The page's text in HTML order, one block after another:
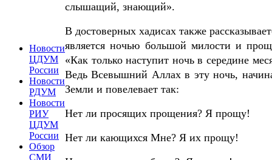
Новости
ЦДУМ
России
Новости
РДУМ
Новости
РИУ
ЦДУМ
России
Обзор
СМИ
слышащий, знающий».
В достоверных хадисах также
является ночью большой милости и
«Как только наступит ночь в середине
Ведь Всевышний Аллах в эту ночь,
Земли и повелевает так:
Нет ли просящих прощения? Я прощу!
Нет ли кающихся Мне? Я их прощу!